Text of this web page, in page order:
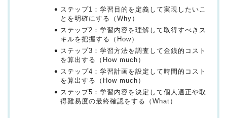
ステップ1：学習目的を定義して実現したいこ
とを明確にする（Why）
ステップ2：学習内容を理解して取得すべきス
キルを把握する（How）
ステップ3：学習方法を調査して金銭的コスト
を算出する（How much）
ステップ4：学習計画を設定して時間的コスト
を算出する（How much）
ステップ5：学習内容を決定して個人適正や取
得難易度の最終確認をする（What）